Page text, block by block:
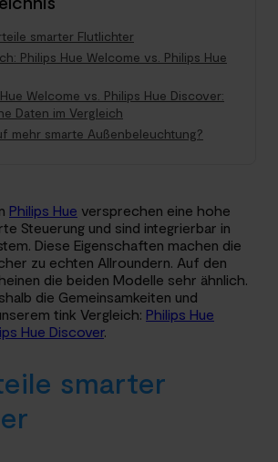
smarter Flutlichter
Philips Hue Welcome vs. Philips Hue
Welcome vs. Philips Hue Discover:
Daten im Vergleich
mehr smarte Außenbeleuchtung?
Philips Hue versprechen eine hohe
Steuerung und sind integrierbar in
Diese Eigenschaften machen die
zu echten Allroundern. Auf den
die beiden Modelle sehr ähnlich.
die Gemeinsamkeiten und
tink Vergleich: Philips Hue
Hue Discover.
smarter